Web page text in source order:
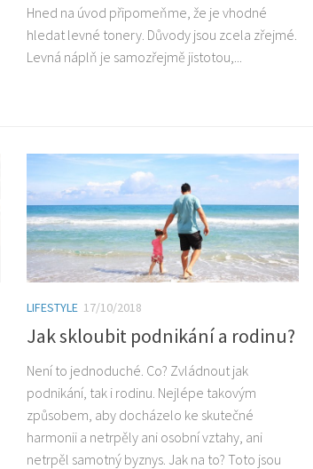
Hned na úvod připomeňme, že je vhodné
hledat levné tonery. Důvody jsou zcela zřejmé.
Levná náplň je samozřejmě jistotou,...
LIFESTYLE 17/10/2018
Jak skloubit podnikání a rodinu?
Není to jednoduché. Co? Zvládnout jak
podnikání, tak i rodinu. Nejlépe takovým
způsobem, aby docházelo ke skutečné
harmonii a netrpěly ani osobní vztahy, ani
netrpěl samotný byznys. Jak na to? Toto jsou